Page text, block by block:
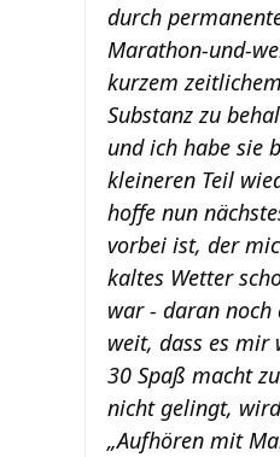
durch
Marathon-und-
kurzem
Substanz zu
und ich habe sie
kleineren Teil
hoffe nun
vorbei ist, der
kaltes Wetter
war - daran noch
weit, dass es mir
30 Spaß macht
nicht gelingt,
„Aufhören mit